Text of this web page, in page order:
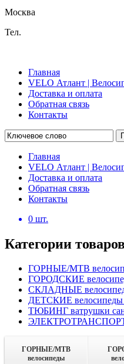
Москва
Тел.
Главная
VELO Атлант |
Доставка и оплата
Обратная связь
Контакты
Главная
VELO Атлант |
Доставка и оплата
Обратная связь
Контакты
0 шт.
Категории
ГОРНЫЕ/MTB
ГОРОДСКИЕ
СКЛАДНЫЕ
ДЕТСКИЕ велосипеды
ТЮБИНГ ватрушки
ЭЛЕКТРОТРАНСПОРТ
ГОРНЫЕ/MTB
велосипеды